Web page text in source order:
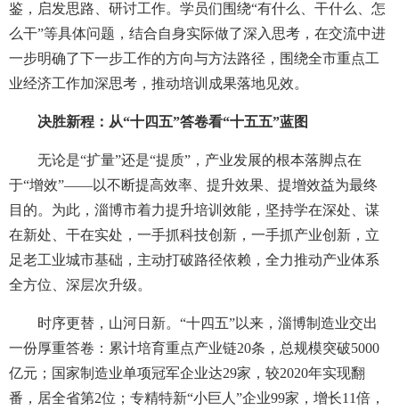
鉴，启发思路、研讨工作。学员们围绕“有什么、干什么、怎
么干”等具体问题，结合自身实际做了深入思考，在交流中进
一步明确了下一步工作的方向与方法路径，围绕全市重点工
业经济工作加深思考，推动培训成果落地见效。
决胜新程：从“十四五”答卷看“十五五”蓝图
无论是“扩量”还是“提质”，产业发展的根本落脚点在
于“增效”——以不断提高效率、提升效果、提增效益为最终
目的。为此，淄博市着力提升培训效能，坚持学在深处、谋
在新处、干在实处，一手抓科技创新，一手抓产业创新，立
足老工业城市基础，主动打破路径依赖，全力推动产业体系
全方位、深层次升级。
时序更替，山河日新。“十四五”以来，淄博制造业交出
一份厚重答卷：累计培育重点产业链20条，总规模突破5000
亿元；国家制造业单项冠军企业达29家，较2020年实现翻
番，居全省第2位；专精特新“小巨人”企业99家，增长11倍，